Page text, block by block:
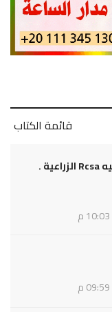
قائمة الكتاب
روائح الزمان .. عضو الملكيه Rcsa الزراعية .